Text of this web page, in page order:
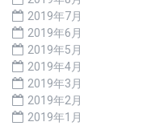
2019年7月
2019年6月
2019年5月
2019年4月
2019年3月
2019年2月
2019年1月